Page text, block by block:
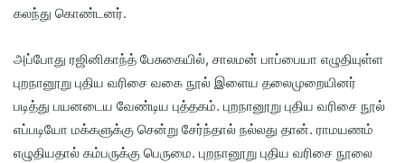
கலந்து கொண்டனர்.
அப்போது ரஜினிகாந்த் பேசுகையில், சாலமன் பாப்பையா எழுதியுள்ள
புறநானூறு புதிய வரிசை வகை நூல் இளைய தலைமுறையினர்
படித்து பயனடைய வேண்டிய புத்தகம். புறநானூறு புதிய வரிசை நூல்
எப்படியோ மக்களுக்கு சென்று சேர்ந்தால் நல்லது தான். ராமயணம்
எழுதியதால் கம்பருக்கு பெருமை. புறநானூறு புதிய வரிசை நூலை